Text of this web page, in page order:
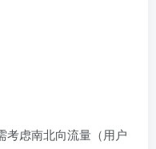
考虑南北向流量（用户